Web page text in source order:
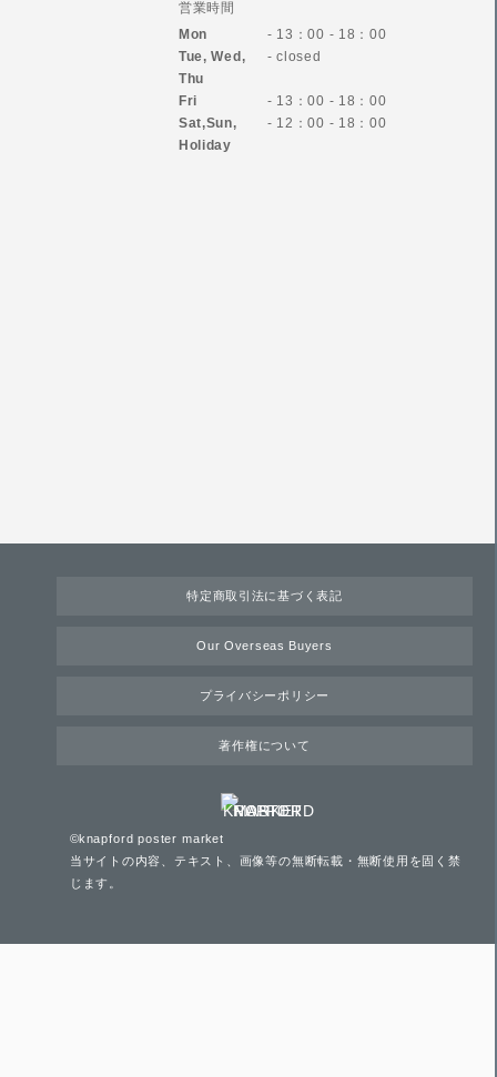
営業時間
Mon
- 13：00 - 18：00
Tue, Wed,
Thu
- closed
Fri
- 13：00 - 18：00
Sat,Sun,
Holiday
- 12：00 - 18：00
特定商取引法に基づく表記
Our Overseas Buyers
プライバシーポリシー
著作権について
©knapford poster market
当サイトの内容、テキスト、画像等の無断転載・無断使用を固く禁
じます。